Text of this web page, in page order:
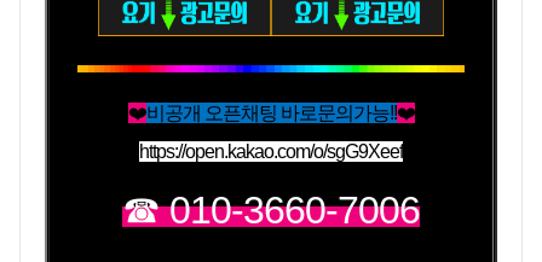
❤️비공개 오픈채팅 바로문의가능!!❤️
https://open.kakao.com/o/sgG9Xeef
☎ 010-3660-7006